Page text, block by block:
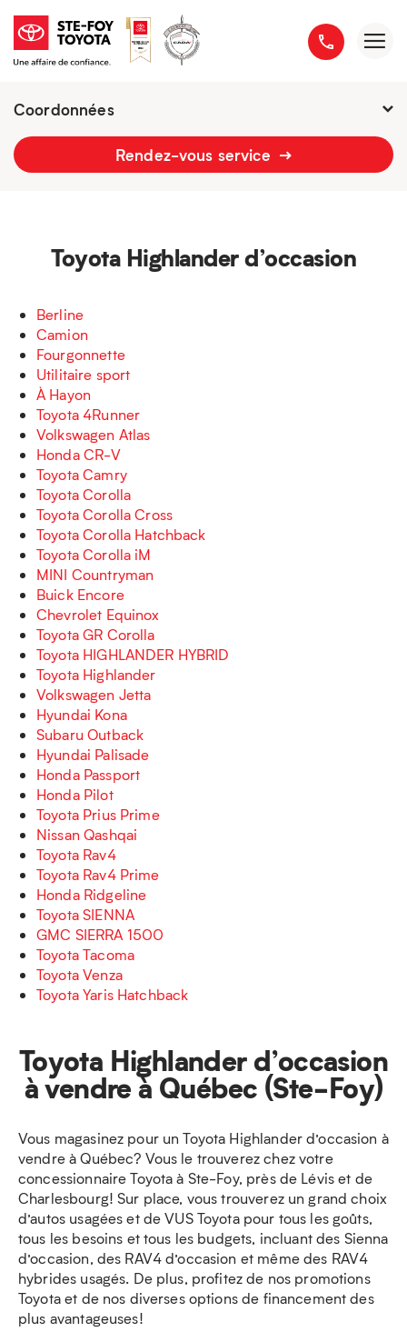
Coordonnées
Fermé : Ouverture-
Rendez-vous service
Toyota Highlander d’occasion
Berline
Camion
Fourgonnette
Utilitaire sport
À Hayon
Toyota 4Runner
Volkswagen Atlas
Honda CR-V
Toyota Camry
Toyota Corolla
Toyota Corolla Cross
Toyota Corolla Hatchback
Toyota Corolla iM
MINI Countryman
Buick Encore
Chevrolet Equinox
Toyota GR Corolla
Toyota HIGHLANDER HYBRID
Toyota Highlander
Volkswagen Jetta
Hyundai Kona
Subaru Outback
Hyundai Palisade
Honda Passport
Honda Pilot
Toyota Prius Prime
Nissan Qashqai
Toyota Rav4
Toyota Rav4 Prime
Honda Ridgeline
Toyota SIENNA
GMC SIERRA 1500
Toyota Tacoma
Toyota Venza
Toyota Yaris Hatchback
Toyota Highlander d’occasion
à vendre à Québec (Ste-Foy)
Vous magasinez pour un Toyota Highlander d’occasion à
vendre à Québec? Vous le trouverez chez votre
concessionnaire Toyota à Ste-Foy, près de Lévis et de
Charlesbourg! Sur place, vous trouverez un grand choix
d’autos usagées et de VUS Toyota pour tous les goûts,
tous les besoins et tous les budgets, incluant des Sienna
d’occasion, des RAV4 d’occasion et même des RAV4
hybrides usagés. De plus, profitez de nos promotions
Toyota et de nos diverses options de financement des
plus avantageuses!